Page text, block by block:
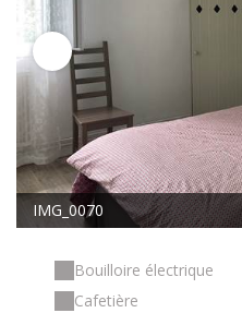
IMG_0070
Bouilloire électrique
Cafetière